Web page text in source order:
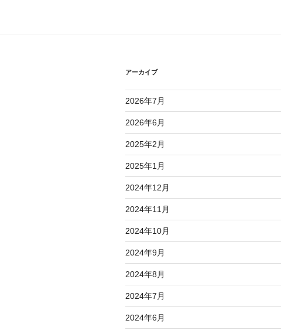
ョ
ン
アーカイブ
2026年7月
2026年6月
2025年2月
2025年1月
2024年12月
2024年11月
2024年10月
2024年9月
2024年8月
2024年7月
2024年6月